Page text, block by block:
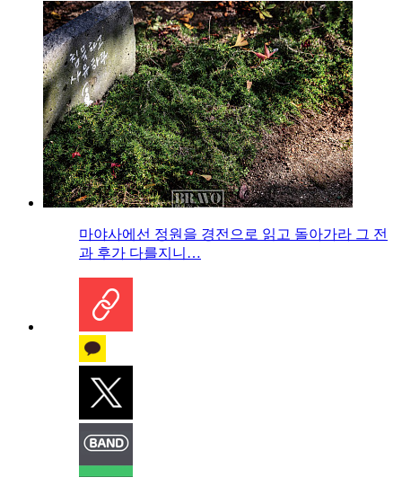
마야사에선 정원을 경전으로 읽고 돌아가라 그 전
과 후가 다를지니…